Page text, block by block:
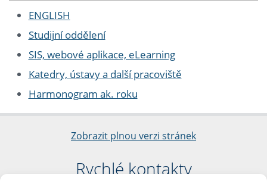
ENGLISH
Studijní oddělení
SIS, webové aplikace, eLearning
Katedry, ústavy a další pracoviště
Harmonogram ak. roku
Zobrazit plnou verzi stránek
Rychlé kontakty